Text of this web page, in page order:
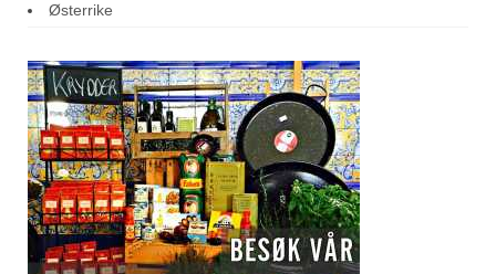
Østerrike